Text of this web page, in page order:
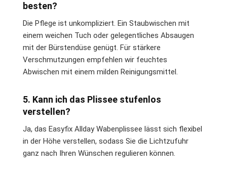
besten?
Die Pflege ist unkompliziert. Ein Staubwischen mit
einem weichen Tuch oder gelegentliches Absaugen
mit der Bürstendüse genügt. Für stärkere
Verschmutzungen empfehlen wir feuchtes
Abwischen mit einem milden Reinigungsmittel.
5. Kann ich das Plissee stufenlos
verstellen?
Ja, das Easyfix Allday Wabenplissee lässt sich flexibel
in der Höhe verstellen, sodass Sie die Lichtzufuhr
ganz nach Ihren Wünschen regulieren können.